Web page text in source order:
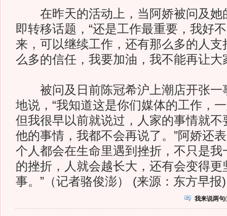
在昨天的活动上，当阿娇被问及她
即转移话题，“还是工作最重要，我好
来，可以继续工作，还有那么多的人支
么多的信任，我要加油，我不能再让大
被问及日前陈冠希沪上潮店开张一
地说，“我知道这是你们媒体的工作，
但我很早以前就说过，人家的事情就不
他的事情，我都不会再说了。”阿娇还
个人都会在生命里遇到挫折，不只是我
的挫折，人就会越长大，还有会变得更
事。”（记者骆俊澎） (来源：东方早报)
我来说两句(